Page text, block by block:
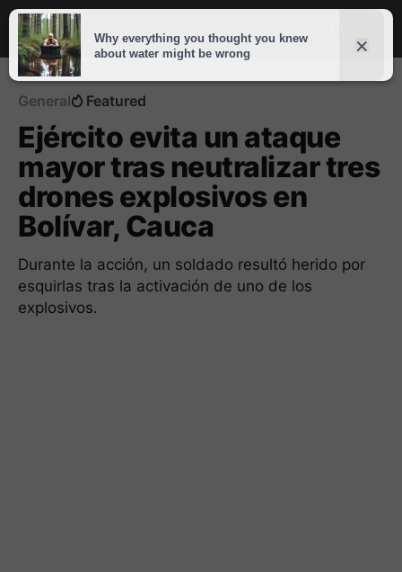
General Featured
Ejército evita un ataque
mayor tras neutralizar tres
drones explosivos en
Bolívar, Cauca
Durante la acción, un soldado resultó herido por
esquirlas tras la activación de uno de los
explosivos.